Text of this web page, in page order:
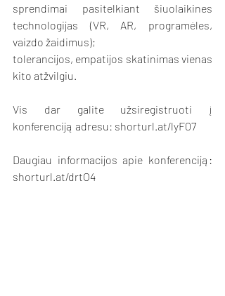
sprendimai pasitelkiant šiuolaikines
technologijas (VR, AR, programėles,
vaizdo žaidimus);
tolerancijos, empatijos skatinimas vienas
kito atžvilgiu.
Vis dar galite užsiregistruoti į
konferenciją adresu: shorturl.at/lyF07
Daugiau informacijos apie konferenciją:
shorturl.at/drtO4